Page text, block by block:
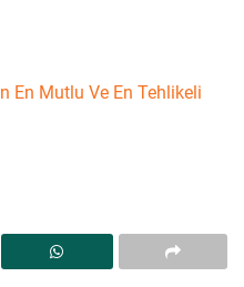
En Mutlu Ve En Tehlikeli